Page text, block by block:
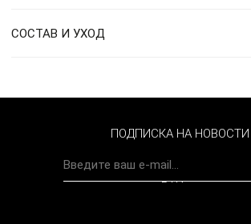
СОСТАВ И УХОД
BYN
ПОДПИСКА НА НОВОСТИ